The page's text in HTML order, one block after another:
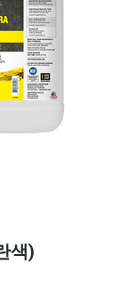
색)